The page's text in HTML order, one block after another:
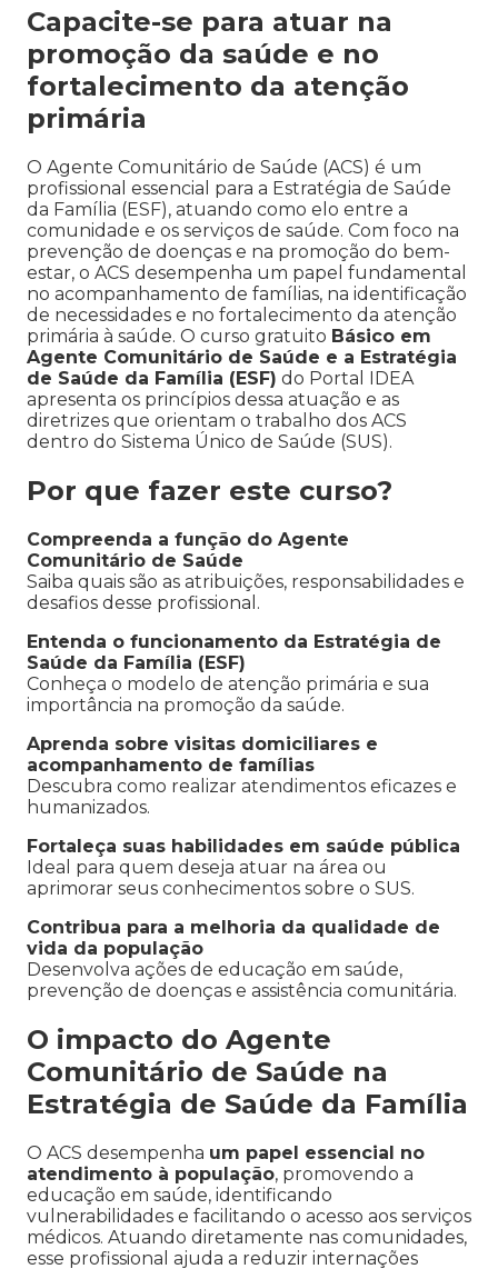
Capacite-se para atuar na
promoção da saúde e no
fortalecimento da atenção
primária
O Agente Comunitário de Saúde (ACS) é um
profissional essencial para a Estratégia de Saúde
da Família (ESF), atuando como elo entre a
comunidade e os serviços de saúde. Com foco na
prevenção de doenças e na promoção do bem-
estar, o ACS desempenha um papel fundamental
no acompanhamento de famílias, na identificação
de necessidades e no fortalecimento da atenção
primária à saúde. O curso gratuito Básico em
Agente Comunitário de Saúde e a Estratégia
de Saúde da Família (ESF) do Portal IDEA
apresenta os princípios dessa atuação e as
diretrizes que orientam o trabalho dos ACS
dentro do Sistema Único de Saúde (SUS).
Por que fazer este curso?
Compreenda a função do Agente
Comunitário de Saúde
Saiba quais são as atribuições, responsabilidades e
desafios desse profissional.
Entenda o funcionamento da Estratégia de
Saúde da Família (ESF)
Conheça o modelo de atenção primária e sua
importância na promoção da saúde.
Aprenda sobre visitas domiciliares e
acompanhamento de famílias
Descubra como realizar atendimentos eficazes e
humanizados.
Fortaleça suas habilidades em saúde pública
Ideal para quem deseja atuar na área ou
aprimorar seus conhecimentos sobre o SUS.
Contribua para a melhoria da qualidade de
vida da população
Desenvolva ações de educação em saúde,
prevenção de doenças e assistência comunitária.
O impacto do Agente
Comunitário de Saúde na
Estratégia de Saúde da Família
O ACS desempenha um papel essencial no
atendimento à população, promovendo a
educação em saúde, identificando
vulnerabilidades e facilitando o acesso aos serviços
médicos. Atuando diretamente nas comunidades,
esse profissional ajuda a reduzir internações